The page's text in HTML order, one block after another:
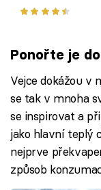
pochoutka
Ponořte je
Vejce dokážou v
se tak v mnoha
se inspirovat a
jako hlavní teplý
nejprve
způsob